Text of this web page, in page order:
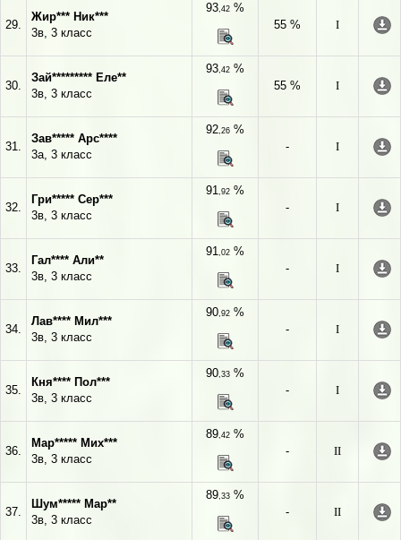
29.
Жир*** Ник***
3в, 3 класс
93,42 %
55 %
I
30.
Зай********* Еле**
3в, 3 класс
93,42 %
55 %
I
31.
Зав***** Арс****
3а, 3 класс
92,26 %
-
I
32.
Гри***** Сер***
3в, 3 класс
91,92 %
-
I
33.
Гал**** Али**
3в, 3 класс
91,02 %
-
I
34.
Лав**** Мил***
3в, 3 класс
90,92 %
-
I
35.
Кня**** Пол***
3в, 3 класс
90,33 %
-
I
36.
Мар***** Мих***
3в, 3 класс
89,42 %
-
II
37.
Шум***** Мар**
3в, 3 класс
89,33 %
-
II